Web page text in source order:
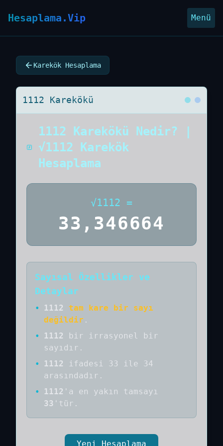
Hesaplama.Vip Menü
Karekök Hesaplama
1112 Karekökü
1112 Karekökü Nedir? |
√1112 Karekök
Hesaplama
√1112 =
33,346664
Sayısal Özellikler ve
Detaylar
• 1112
tam kare bir sayı
değildir .
•
1112 bir
irrasyonel bir
sayıdır .
•
1112
ifadesi 33 ile 34
arasındadır.
•
1112 'a en yakın tamsayı
33 'tür.
Yeni Hesaplama